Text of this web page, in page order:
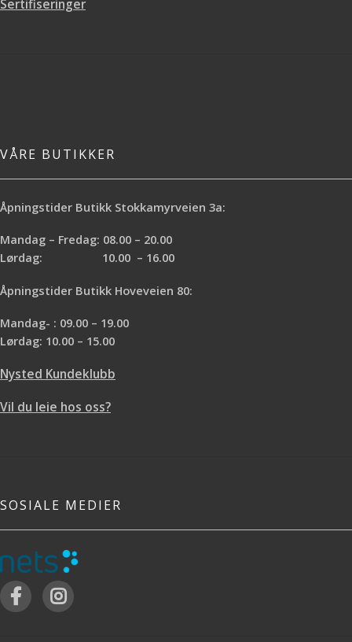
Spesielt god til innvendig til maling
Sertifiseringer
VÅRE BUTIKKER
Åpningstider Butikk Stokkamyrveien 3a:
Mandag – Fredag: 08.00 – 20.00
Lørdag: 10.00 – 16.00
Åpningstider Butikk Hoveveien 80:
Mandag- : 09.00 – 19.00
Lørdag: 10.00 – 15.00
Nysted Kundeklubb
Vil du leie hos oss?
SOSIALE MEDIER